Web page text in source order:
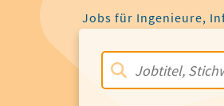
Jobs für Ingenieure,